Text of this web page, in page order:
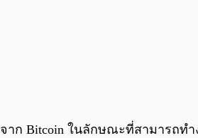
ก Bitcoin ในลักษณะที่สามารถทำง